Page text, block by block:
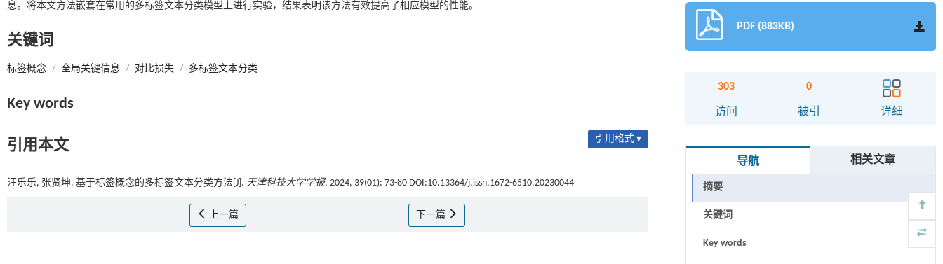
息。将本文方法嵌套在常用的多标签文本分类模型上进行实验，结果表明该方法有效提高了相应模型的性能。
关键词
标签概念 / 全局关键信息 / 对比损失 / 多标签文本分类
Key words
引用本文 引用格式 ▾
汪乐乐, 张贤坤. 基于标签概念的多标签文本分类方法[J]. 天津科技大学学报, 2024, 39(01): 73-80 DOI:10.13364/j.issn.1672-6510.20230044
上一篇 下一篇
PDF (883KB)
303
访问
0
被引 详细
导航 相关文章
摘要
关键词
Key words